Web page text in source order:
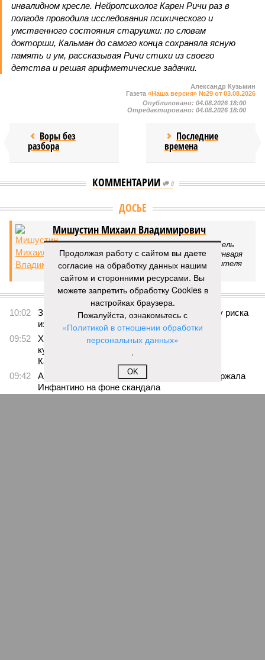
инвалидном кресле. Нейропсихолог Карен Ричи раз в
полгода проводила исследования психического и
умственного состояния старушки: по словам
докторши, Кальман до самого конца сохраняла ясную
память и ум, рассказывая Ричи стихи из своего
детства и решая арифметические задачки.
Александр Кузьмин
Газета «Наша версия» №29 от 03.08.2026
Опубликовано: 04.08.2026 18:00
Отредактировано: 04.08.2026 18:00
Воры без
разбора
Последние
времена
КОММЕНТАРИИ 0
Версия //Общество //Земля уже не раз показывала человечеству свой
крутой нрав – когда покажет снова?
Земля уже не раз показывала человечеству свой крутой
нрав – когда покажет снова?
Последние времена
Продолжая работу с сайтом вы даете
согласие на обработку данных нашим
сайтом и сторонними ресурсами. Вы
можете запретить обработку Cookies в
настройках браузера.
Пожалуйста, ознакомьтесь с
«Политикой в отношении обработки
персональных данных»
.
OK